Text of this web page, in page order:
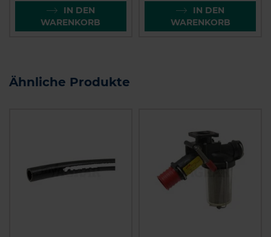
IN DEN
WARENKORB
IN DEN
WARENKORB
Ähnliche Produkte